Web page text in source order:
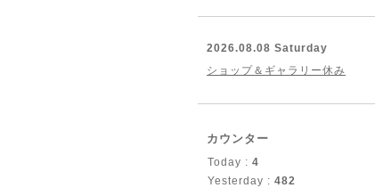
2026.08.08 Saturday
ショップ＆ギャラリー休み
カウンター
Today : 4
Yesterday : 482